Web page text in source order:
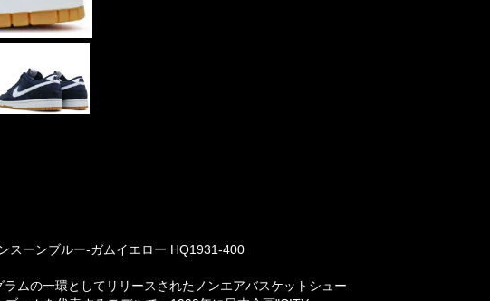
スーンブルー-ガムイエロー HQ1931-400
ムの一環としてリリースされたノンエアバスケットシュー